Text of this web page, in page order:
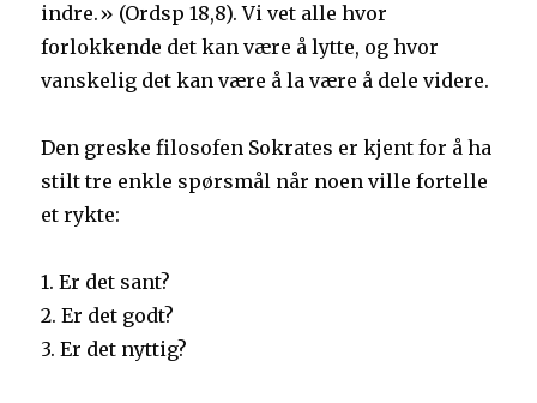
indre.» (Ordsp 18,8). Vi vet alle hvor
forlokkende det kan være å lytte, og hvor
vanskelig det kan være å la være å dele videre.
Den greske filosofen Sokrates er kjent for å ha
stilt tre enkle spørsmål når noen ville fortelle
et rykte:
1. Er det sant?
2. Er det godt?
3. Er det nyttig?